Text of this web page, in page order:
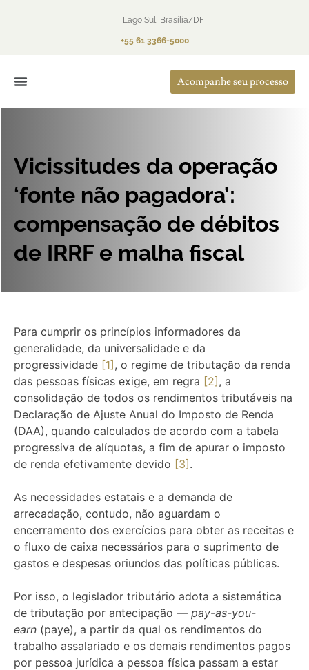
Lago Sul, Brasília/DF
+55 61 3366-5000
Acompanhe seu processo
Vicissitudes da operação
‘fonte não pagadora’:
compensação de débitos
de IRRF e malha fiscal
Para cumprir os princípios informadores da
generalidade, da universalidade e da
progressividade [1], o regime de tributação da renda
das pessoas físicas exige, em regra [2], a
consolidação de todos os rendimentos tributáveis na
Declaração de Ajuste Anual do Imposto de Renda
(DAA), quando calculados de acordo com a tabela
progressiva de alíquotas, a fim de apurar o imposto
de renda efetivamente devido [3].
As necessidades estatais e a demanda de
arrecadação, contudo, não aguardam o
encerramento dos exercícios para obter as receitas e
o fluxo de caixa necessários para o suprimento de
gastos e despesas oriundos das políticas públicas.
Por isso, o legislador tributário adota a sistemática
de tributação por antecipação — pay-as-you-
earn (paye), a partir da qual os rendimentos do
trabalho assalariado e os demais rendimentos pagos
por pessoa jurídica a pessoa física passam a estar